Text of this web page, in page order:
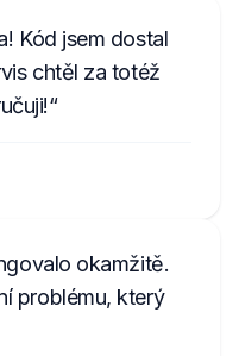
Kód jsem dostal
chtěl za totéž
okamžitě.
problému, který